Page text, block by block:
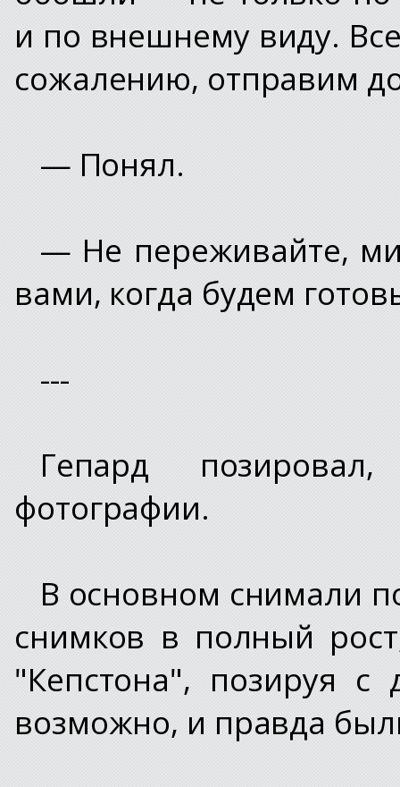
и по внешнему виду.
сожалению, отправим
— Понял.
— Не переживайте,
вами, когда будем
---
Гепард
фотографии.
В основном снимали
снимков в полный
"Кепстона", позируя с
возможно, и правда